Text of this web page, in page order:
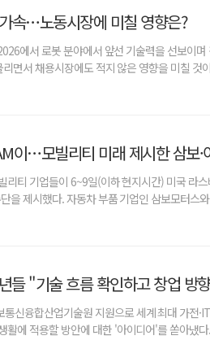
속…노동시장에 미칠 영향은?
에서 로봇 분야에서 앞선 기술력을 선보이
면서 채용시장에도 적지 않은 영향을 미칠 것
이…모빌리티 미래 제시한 삼보·
리티 기업들이 6~9일(이하 현지시간) 미국 라
을 제시했다. 자동차 부품 기업인 삼보모터스
들 "기술 흐름 확인하고 창업 방
통신융합산업기술원 지원으로 세계 최대 가전
활에 적용할 방안에 대한 '아이디어'를 쏟아냈